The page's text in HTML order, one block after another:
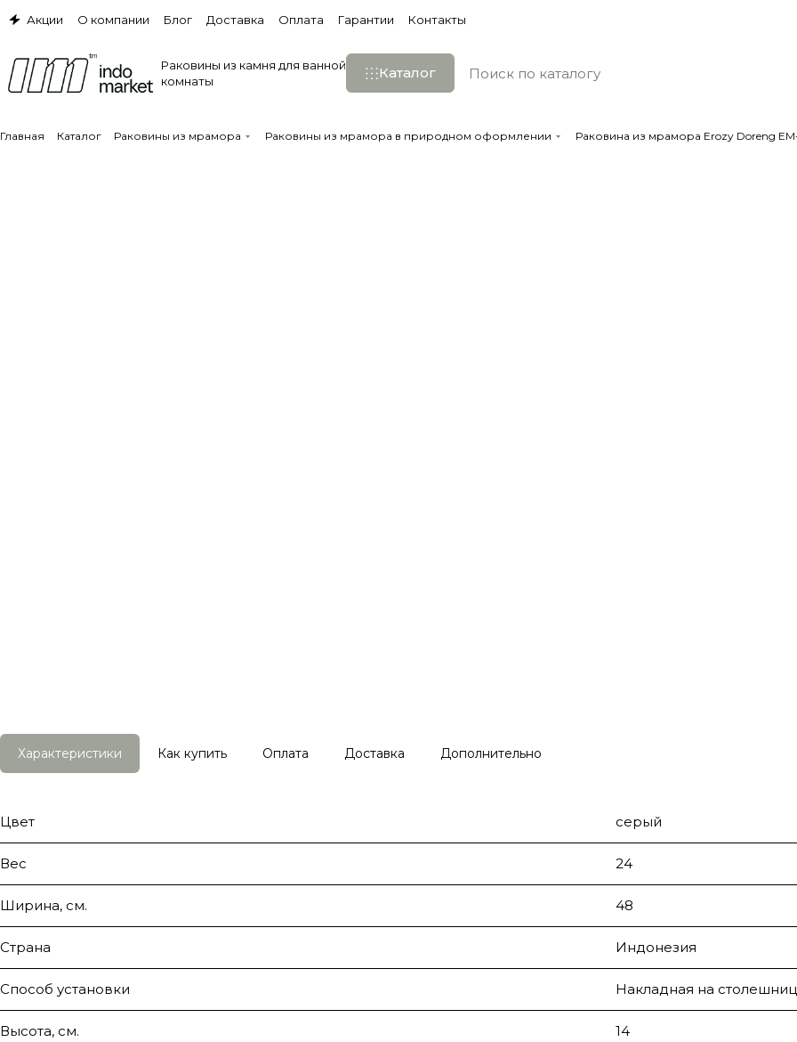
Акции О компании Блог Доставка Оплата Гарантии Контакты
Раковины из камня для ванной
комнаты
Каталог
Главная Каталог Раковины из мрамора Раковины из мрамора в природном оформлении Раковина из мрамора Erozy Doreng
Характеристики Как купить Оплата Доставка Дополнительно
Цвет серый
Вес 24
Ширина, см. 48
Страна Индонезия
Способ установки Накладная на
Высота, см. 14